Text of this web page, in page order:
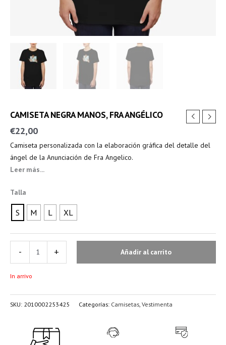
CAMISETA NEGRA MANOS, FRA ANGÉLICO
€22,00
Camiseta personalizada con la elaboración gráfica del detalle del
ángel de la Anunciación de Fra Angelico.
Leer más...
Talla
S M L XL
In arrivo
- + Añadir al carrito
SKU: 2010002253425 Categorías: Camisetas Vestimenta